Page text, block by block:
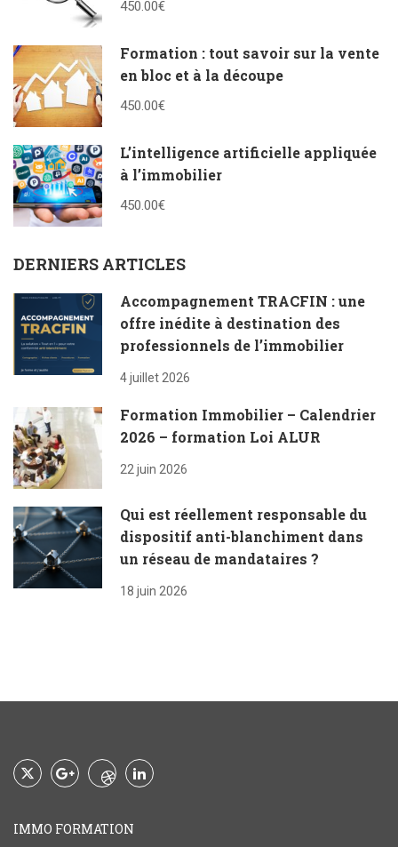
450.00€
Formation : tout savoir sur la vente
en bloc et à la découpe
450.00€
L’intelligence artificielle appliquée
à l’immobilier
450.00€
DERNIERS ARTICLES
Accompagnement TRACFIN : une
offre inédite à destination des
professionnels de l’immobilier
4 juillet 2026
Formation Immobilier – Calendrier
2026 – formation Loi ALUR
22 juin 2026
Qui est réellement responsable du
dispositif anti-blanchiment dans
un réseau de mandataires ?
18 juin 2026
IMMO FORMATION